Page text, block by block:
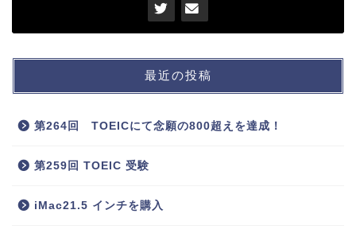
最近の投稿
第264回 TOEICにて念願の800超えを達成！
第259回 TOEIC 受験
iMac21.5 インチを購入